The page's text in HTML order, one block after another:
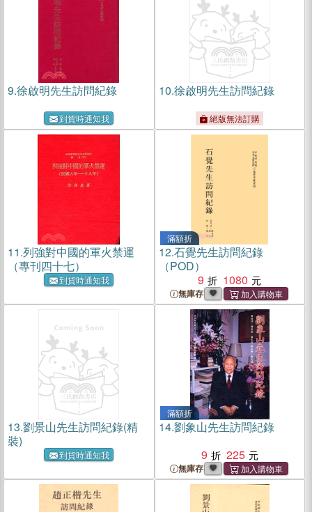
9.徐啟明先生訪問紀錄
到貨時通知我
10.徐啟明先生訪問紀錄
絕版無法訂購
11.列強對中國的軍火禁運
（專刊四十七）
到貨時通知我
滿額折
12.石覺先生訪問紀錄
（POD）
9
1080
無庫存
13.劉景山先生訪問紀錄(精
裝)
到貨時通知我
滿額折
14.劉象山先生訪問紀錄
9
225
無庫存